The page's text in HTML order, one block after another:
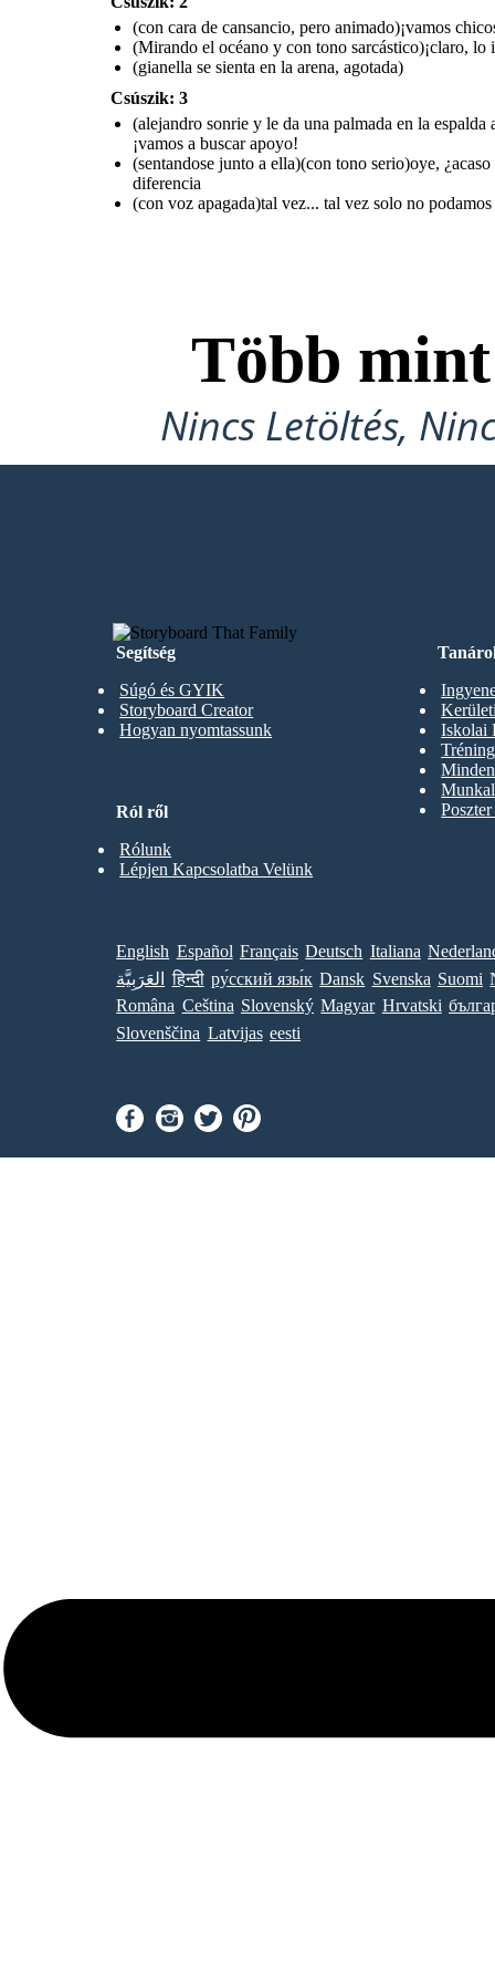
(con cara de cansancio, pero animado)¡vamos
(Mirando el océano y con tono sarcástico)¡claro, lo
(gianella se sienta en la arena, agotada)
Csúszik: 3
(alejandro sonrie y le da una palmada en la
¡vamos a buscar apoyo!
(sentandose junto a ella)(con tono serio)oye,
diferencia
(con voz apagada)tal vez... tal vez solo no
Több
Nincs Letöltés,
Segítség
Súgó és GYIK
Storyboard Creator
Hogyan nyomtassunk
Iskolai
Ról ről
Rólunk
Lépjen Kapcsolatba Velünk
English Español Français Deutsch Italiana
العَرَبِيَّة
हिन्दी ру́сский язы́к Dansk Svenska Suomi
Româna Ceština Slovenský Magyar Hrvatski
Slovenščina Latvijas eesti